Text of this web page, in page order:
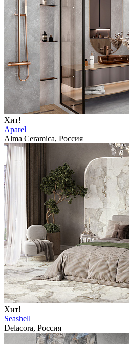
Хит!
Aparel
Alma Ceramica, Россия
Хит!
Seashell
Delacora, Россия